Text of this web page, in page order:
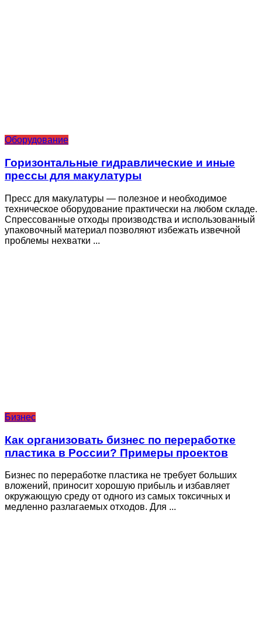
Оборудование
Горизонтальные гидравлические и иные
прессы для макулатуры
Пресс для макулатуры — полезное и необходимое
техническое оборудование практически на любом складе.
Спрессованные отходы производства и использованный
упаковочный материал позволяют избежать извечной
проблемы нехватки ...
Бизнес
Как организовать бизнес по переработке
пластика в России? Примеры проектов
Бизнес по переработке пластика не требует больших
вложений, приносит хорошую прибыль и избавляет
окружающую среду от одного из самых токсичных и
медленно разлагаемых отходов. Для ...